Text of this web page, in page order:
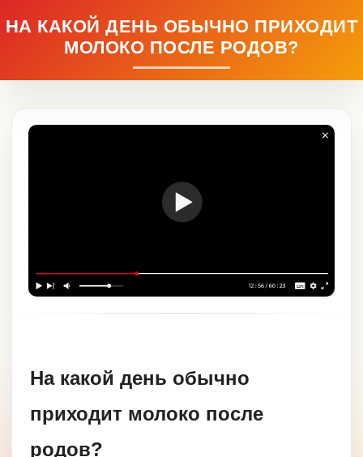
НА КАКОЙ ДЕНЬ ОБЫЧНО ПРИХОДИТ
МОЛОКО ПОСЛЕ РОДОВ?
На какой день обычно
приходит молоко после
родов?